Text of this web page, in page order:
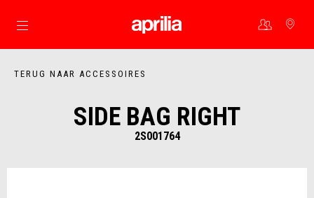
Ga naar de hoofdcontent
TERUG NAAR ACCESSOIRES
SIDE BAG RIGHT
2S001764